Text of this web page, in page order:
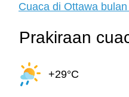
Cuaca di Ottawa
Prakiraan
+29°C